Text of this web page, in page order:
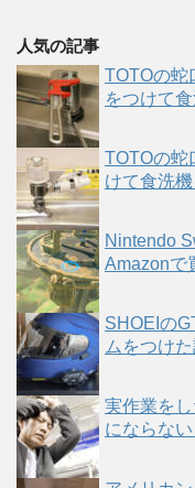
人気の記事
TOTOの蛇
をつけて
TOTOの蛇
けて食洗機
Nintendo
Amazonで
SHOEIの
ムをつけ
実作業を
にならな